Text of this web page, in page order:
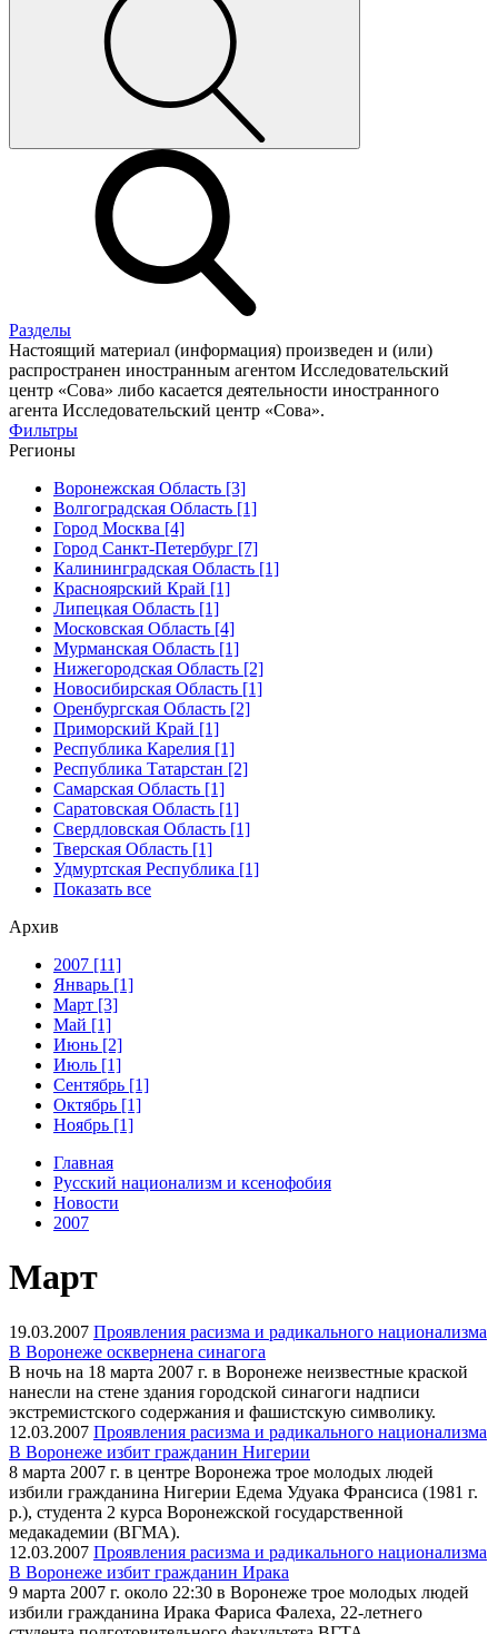
Разделы
Настоящий материал (информация) произведен и (или)
распространен иностранным агентом Исследовательский
центр «Сова» либо касается деятельности иностранного
агента Исследовательский центр «Сова».
Фильтры
Регионы
Воронежская Область [3]
Волгоградская Область [1]
Город Москва [4]
Город Санкт-Петербург [7]
Калининградская Область [1]
Красноярский Край [1]
Липецкая Область [1]
Московская Область [4]
Мурманская Область [1]
Нижегородская Область [2]
Новосибирская Область [1]
Оренбургская Область [2]
Приморский Край [1]
Республика Карелия [1]
Республика Татарстан [2]
Самарская Область [1]
Саратовская Область [1]
Свердловская Область [1]
Тверская Область [1]
Удмуртская Республика [1]
Показать все
Архив
2007 [11]
Январь [1]
Март [3]
Май [1]
Июнь [2]
Июль [1]
Сентябрь [1]
Октябрь [1]
Ноябрь [1]
Главная
Русский национализм и ксенофобия
Новости
2007
Март
19.03.2007 Проявления расизма и радикального национализма
В Воронеже осквернена синагога
В ночь на 18 марта 2007 г. в Воронеже неизвестные краской
нанесли на стене здания городской синагоги надписи
экстремистского содержания и фашистскую символику.
12.03.2007 Проявления расизма и радикального национализма
В Воронеже избит гражданин Нигерии
8 марта 2007 г. в центре Воронежа трое молодых людей
избили гражданина Нигерии Едема Удуака Франсиса (1981 г.
р.), студента 2 курса Воронежской государственной
медакадемии (ВГМА).
12.03.2007 Проявления расизма и радикального национализма
В Воронеже избит гражданин Ирака
9 марта 2007 г. около 22:30 в Воронеже трое молодых людей
избили гражданина Ирака Фариса Фалеха, 22-летнего